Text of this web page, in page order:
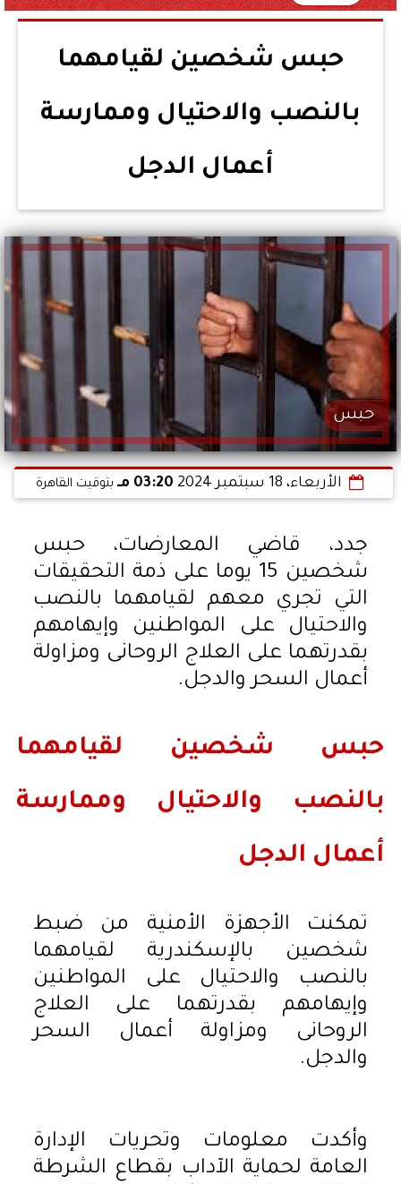
حبس شخصين لقيامهما
بالنصب والاحتيال وممارسة
أعمال الدجل
حبس
الأربعاء، 18 سبتمبر 2024 03:20 مـ بتوقيت القاهرة
جدد، قاضي المعارضات، حبس
شخصين 15 يوما على ذمة التحقيقات
التي تجري معهم لقيامهما بالنصب
والاحتيال على المواطنين وإيهامهم
بقدرتهما على العلاج الروحانى ومزاولة
أعمال السحر والدجل.
حبس شخصين لقيامهما
بالنصب والاحتيال وممارسة
أعمال الدجل
تمكنت الأجهزة الأمنية من ضبط
شخصين بالإسكندرية لقيامهما
بالنصب والاحتيال على المواطنين
وإيهامهم بقدرتهما على العلاج
الروحانى ومزاولة أعمال السحر
والدجل.
وأكدت معلومات وتحريات الإدارة
العامة لحماية الآداب بقطاع الشرطة